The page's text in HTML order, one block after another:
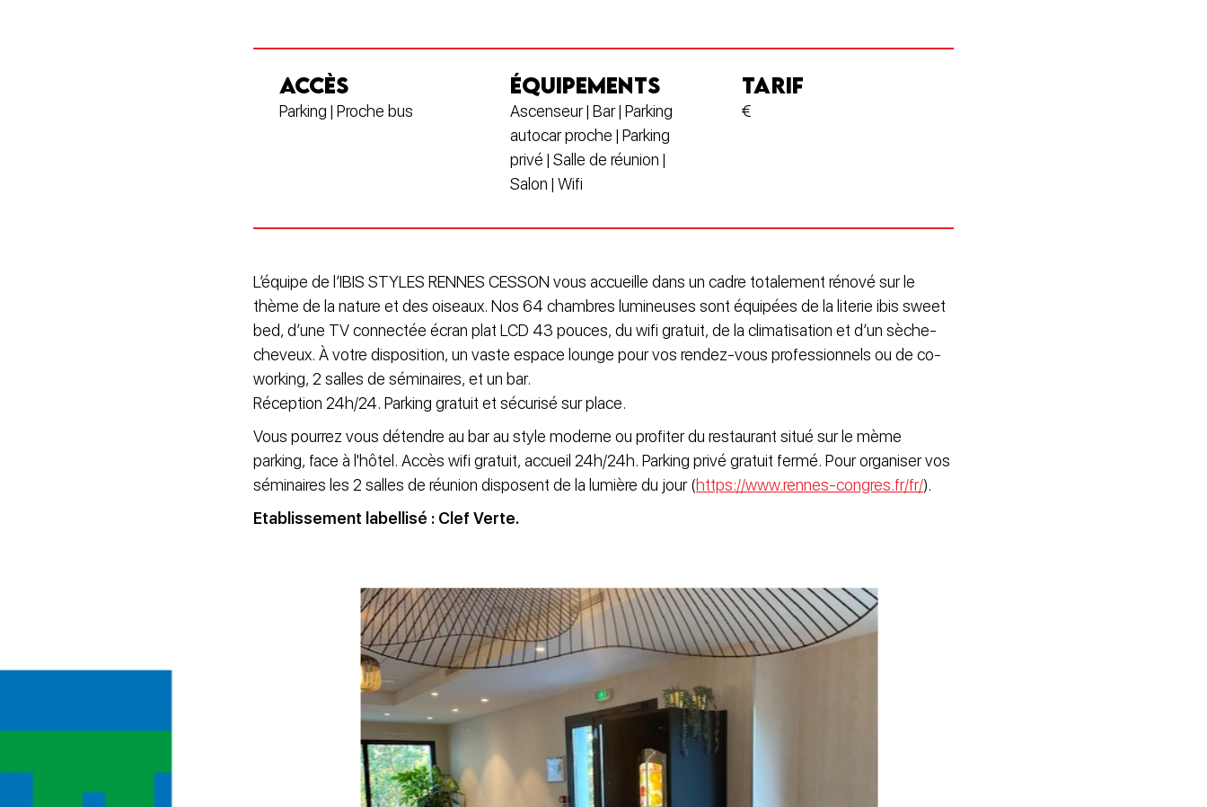
ACCÈS
Parking | Proche bus
ÉQUIPEMENTS
Ascenseur | Bar | Parking
autocar proche | Parking
privé | Salle de réunion |
Salon | Wifi
TARIF
€
L’équipe de l’IBIS STYLES RENNES CESSON vous accueille dans un cadre totalement rénové sur le
thème de la nature et des oiseaux. Nos 64 chambres lumineuses sont équipées de la literie ibis sweet
bed, d’une TV connectée écran plat LCD 43 pouces, du wifi gratuit, de la climatisation et d’un sèche-
cheveux. À votre disposition, un vaste espace lounge pour vos rendez-vous professionnels ou de co-
working, 2 salles de séminaires, et un bar.
Réception 24h/24. Parking gratuit et sécurisé sur place.
Vous pourrez vous détendre au bar au style moderne ou profiter du restaurant situé sur le mème
parking, face à l'hôtel. Accès wifi gratuit, accueil 24h/24h. Parking privé gratuit fermé. Pour organiser vos
séminaires les 2 salles de réunion disposent de la lumière du jour (https://www.rennes-congres.fr/fr/).
Etablissement labellisé : Clef Verte.